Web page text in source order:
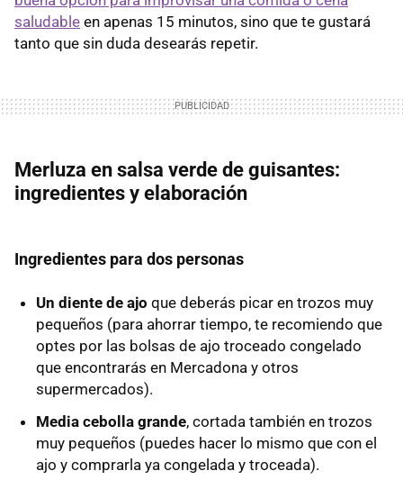
saludable en apenas 15 minutos, sino que te gustará
tanto que sin duda desearás repetir.
Merluza en salsa verde de guisantes:
ingredientes y elaboración
Ingredientes para dos personas
Un diente de ajo que deberás picar en trozos muy
pequeños (para ahorrar tiempo, te recomiendo que
optes por las bolsas de ajo troceado congelado
que encontrarás en Mercadona y otros
supermercados).
Media cebolla grande, cortada también en trozos
muy pequeños (puedes hacer lo mismo que con el
ajo y comprarla ya congelada y troceada).